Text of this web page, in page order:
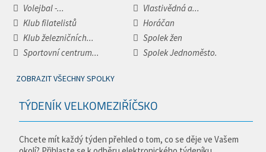
Volejbal -...
Vlastivědná a...
Klub filatelistů
Horáčan
Klub železničních...
Spolek žen
Sportovní centrum...
Spolek Jednoměsto.
ZOBRAZIT VŠECHNY SPOLKY
TÝDENÍK VELKOMEZIŘÍČSKO
Chcete mít každý týden přehled o tom, co se děje ve Vašem